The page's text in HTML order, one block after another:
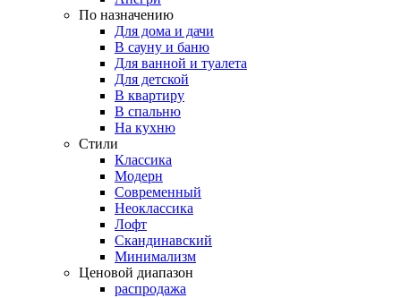
По назначению
Для дома и дачи
В сауну и баню
Для ванной и туалета
Для детской
В квартиру
В спальню
На кухню
Стили
Классика
Модерн
Современный
Неоклассика
Лофт
Скандинавский
Минимализм
Ценовой диапазон
распродажа